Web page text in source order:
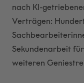
nach KI-
Verträgen:
Sekundenarbeit
weiteren